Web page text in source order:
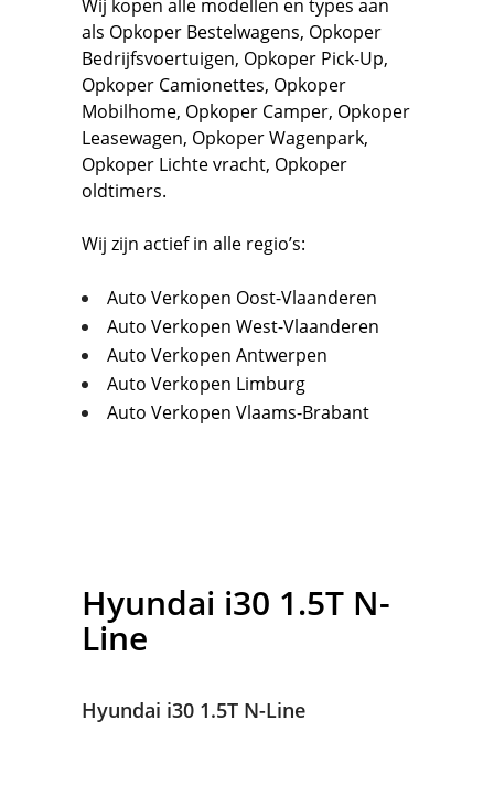
Wij kopen alle modellen en types aan
als Opkoper Bestelwagens, Opkoper
Bedrijfsvoertuigen, Opkoper Pick-Up,
Opkoper Camionettes, Opkoper
Mobilhome, Opkoper Camper, Opkoper
Leasewagen, Opkoper Wagenpark,
Opkoper Lichte vracht, Opkoper
oldtimers.
Wij zijn actief in alle regio’s:
Auto Verkopen Oost-Vlaanderen
Auto Verkopen West-Vlaanderen
Auto Verkopen Antwerpen
Auto Verkopen Limburg
Auto Verkopen Vlaams-Brabant
Hyundai i30 1.5T N-
Line
Hyundai i30 1.5T N-Line